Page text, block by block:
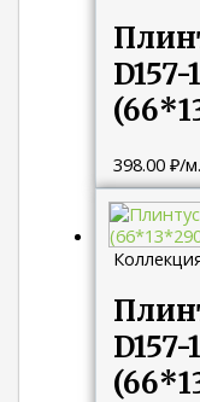
398.00₽/